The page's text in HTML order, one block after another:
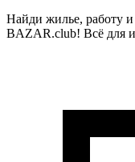
Найди жилье, работу
BAZAR.club! Всё для